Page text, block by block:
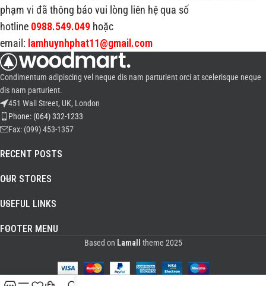
phạm vi đã thông báo vui lòng liên hệ qua số
hotline 0988.549.049 hoặc
email: lamhuynhphat11@gmail.com
Condimentum adipiscing vel neque dis nam parturient orci at scelerisque neque
dis nam parturient.
451 Wall Street, UK, London
Phone: (064) 332-1233
Fax: (099) 453-1357
RECENT POSTS
OUR STORES
USEFUL LINKS
FOOTER MENU
Based on Lamall theme 2025